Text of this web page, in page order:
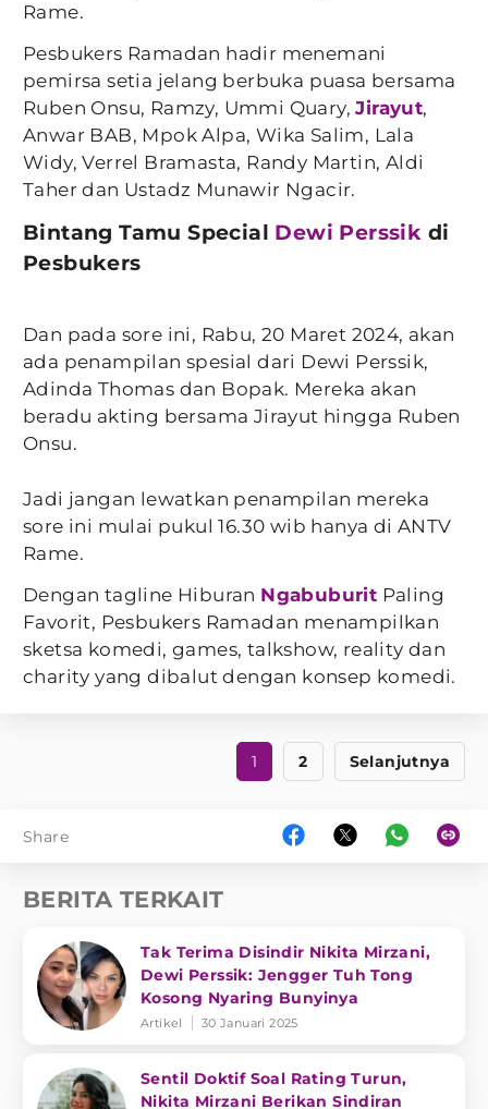
Rame.
Pesbukers Ramadan hadir menemani
pemirsa setia jelang berbuka puasa bersama
Ruben Onsu, Ramzy, Ummi Quary,Jirayut,
Anwar BAB, Mpok Alpa, Wika Salim, Lala
Widy, Verrel Bramasta, Randy Martin, Aldi
Taher dan Ustadz Munawir Ngacir.
Bintang Tamu Special Dewi Perssik di
Pesbukers
Dan pada sore ini, Rabu, 20 Maret 2024, akan
ada penampilan spesial dari Dewi Perssik,
Adinda Thomas dan Bopak. Mereka akan
beradu akting bersama Jirayut hingga Ruben
Onsu.
Jadi jangan lewatkan penampilan mereka
sore ini mulai pukul 16.30 wib hanya di ANTV
Rame.
Dengan tagline Hiburan Ngabuburit Paling
Favorit, Pesbukers Ramadan menampilkan
sketsa komedi, games, talkshow, reality dan
charity yang dibalut dengan konsep komedi.
1 2 Selanjutnya
Share
BERITA TERKAIT
Tak Terima Disindir Nikita Mirzani,
Dewi Perssik: Jengger Tuh Tong
Kosong Nyaring Bunyinya
Artikel 30 Januari 2025
Sentil Doktif Soal Rating Turun,
Nikita Mirzani Berikan Sindiran